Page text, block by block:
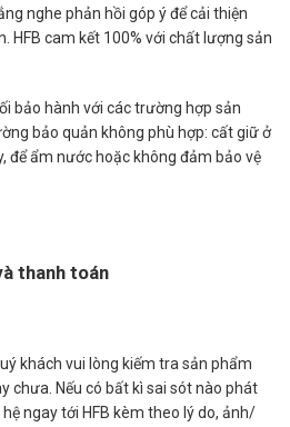
nghe phản hồi góp ý để cải thiện
HFB cam kết 100% với chất lượng sản
bảo hành với các trường hợp sản
bảo quản không phù hợp: cất giữ ở
để ẩm nước hoặc không đảm bảo vệ
thanh toán
khách vui lòng kiếm tra sản phẩm
chưa. Nếu có bất kì sai sót nào phát
ngay tới HFB kèm theo lý do, ảnh/